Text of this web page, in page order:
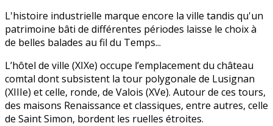
L'histoire industrielle marque encore la ville tandis qu'un
patrimoine bâti de différentes périodes laisse le choix à
de belles balades au fil du Temps...
L’hôtel de ville (XIXe) occupe l’emplacement du château
comtal dont subsistent la tour polygonale de Lusignan
(XIIIe) et celle, ronde, de Valois (XVe). Autour de ces tours,
des maisons Renaissance et classiques, entre autres, celle
de Saint Simon, bordent les ruelles étroites.